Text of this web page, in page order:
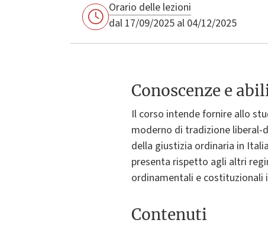
Orario delle lezioni
dal 17/09/2025 al 04/12/2025
Conoscenze e
Il corso intende fornire allo
moderno di tradizione
della giustizia ordinaria in
presenta rispetto agli altri
ordinamentali e
Contenuti